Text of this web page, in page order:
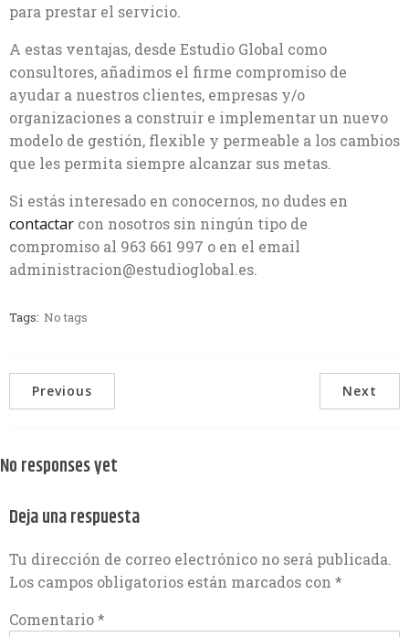
para prestar el servicio.
A estas ventajas, desde Estudio Global como
consultores, añadimos el firme compromiso de
ayudar a nuestros clientes, empresas y/o
organizaciones a construir e implementar un nuevo
modelo de gestión, flexible y permeable a los cambios
que les permita siempre alcanzar sus metas.
Si estás interesado en conocernos, no dudes en
contactar con nosotros sin ningún tipo de
compromiso al 963 661 997 o en el email
administracion@estudioglobal.es.
Tags: No tags
Previous Next
No responses yet
Deja una respuesta
Tu dirección de correo electrónico no será publicada.
Los campos obligatorios están marcados con *
Comentario*